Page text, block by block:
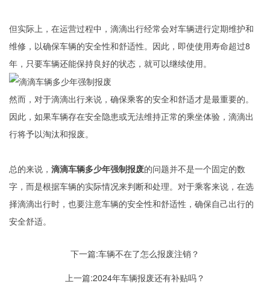
但实际上，在运营过程中，滴滴出行经常会对车辆进行定期维护和
维修，以确保车辆的安全性和舒适性。因此，即使使用寿命超过8
年，只要车辆还能保持良好的状态，就可以继续使用。
然而，对于滴滴出行来说，确保乘客的安全和舒适才是最重要的。
因此，如果车辆存在安全隐患或无法维持正常的乘坐体验，滴滴出
行将予以淘汰和报废。
总的来说， 滴滴车辆多少年强制报废的问题并不是一个固定的数
字，而是根据车辆的实际情况来判断和处理。对于乘客来说，在选
择滴滴出行时，也要注意车辆的安全性和舒适性，确保自己出行的
安全舒适。
下一篇:车辆不在了怎么报废注销？
上一篇:2024年车辆报废还有补贴吗？